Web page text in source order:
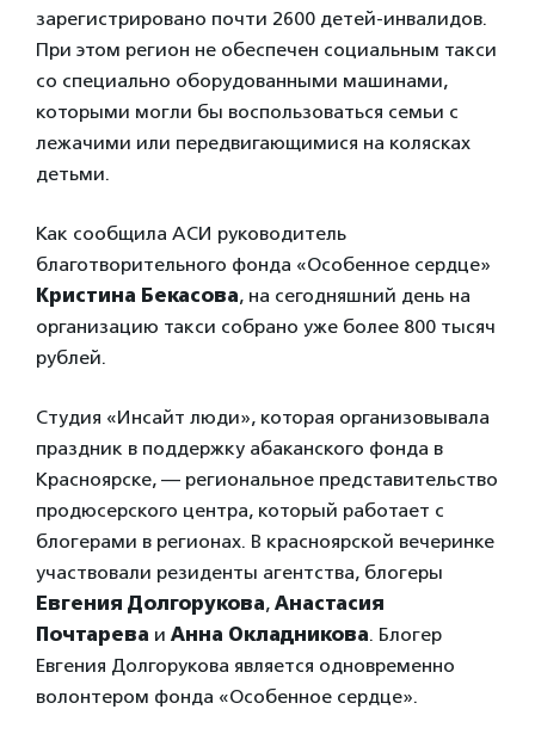
зарегистрировано почти 2600 детей-инвалидов.
При этом регион не обеспечен социальным такси
со специально оборудованными машинами,
которыми могли бы воспользоваться семьи с
лежачими или передвигающимися на колясках
детьми.
Как сообщила АСИ руководитель
благотворительного фонда «Особенное сердце»
Кристина Бекасова, на сегодняшний день на
организацию такси собрано уже более 800 тысяч
рублей.
Студия «Инсайт люди», которая организовывала
праздник в поддержку абаканского фонда в
Красноярске, — региональное представительство
продюсерского центра, который работает с
блогерами в регионах. В красноярской вечеринке
участвовали резиденты агентства, блогеры
Евгения Долгорукова, Анастасия
Почтарева и Анна Окладникова. Блогер
Евгения Долгорукова является одновременно
волонтером фонда «Особенное сердце».